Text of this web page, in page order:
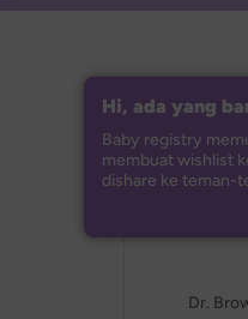
Hi, ada yang
Baby registry
membuat wishlist
dishare ke teman-
Dr.